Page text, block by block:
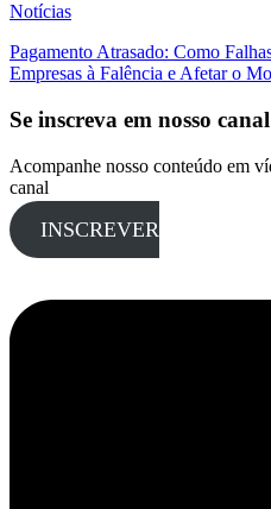
Notícias
Pagamento Atrasado: Como
Empresas à Falência e Afetar o
Se inscreva em nosso
Acompanhe nosso conteúdo em
canal
INSCREVER